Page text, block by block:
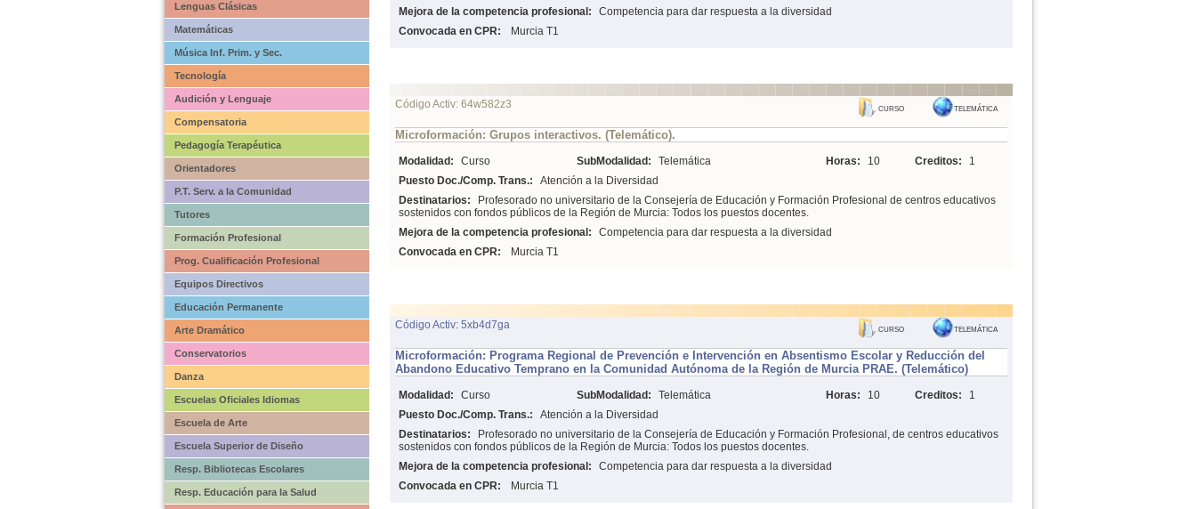
Lenguas Clásicas
Matemáticas
Música Inf. Prim. y Sec.
Tecnología
Audición y Lenguaje
Compensatoria
Pedagogía Terapéutica
Orientadores
P.T. Serv. a la Comunidad
Tutores
Formación Profesional
Prog. Cualificación Profesional
Equipos Directivos
Educación Permanente
Arte Dramático
Conservatorios
Danza
Escuelas Oficiales Idiomas
Escuela de Arte
Escuela Superior de Diseño
Resp. Bibliotecas Escolares
Resp. Educación para la Salud
Mejora de la competencia profesional:
Competencia para dar respuesta a la diversidad
Convocada en CPR:
Murcia T1
Código Activ: 64w582z3 TELEMÁTICA
CURSO
Microformación: Grupos interactivos. (Telemático).
Modalidad: Curso SubModalidad: Telemática Horas: 10 Creditos:
1
Puesto Doc./Comp. Trans.:
Atención a la Diversidad
Destinatarios:
Profesorado no universitario de la Consejería de Educación y Formación Profesional de centros educativos
sostenidos con fondos públicos de la Región de Murcia: Todos los puestos docentes.
Mejora de la competencia profesional:
Competencia para dar respuesta a la diversidad
Convocada en CPR:
Murcia T1
Código Activ: 5xb4d7ga TELEMÁTICA
CURSO
Microformación: Programa Regional de Prevención e Intervención en Absentismo Escolar y Reducción del
Abandono Educativo Temprano en la Comunidad Autónoma de la Región de Murcia PRAE. (Telemático)
Modalidad: Curso SubModalidad: Telemática Horas: 10 Creditos:
1
Puesto Doc./Comp. Trans.:
Atención a la Diversidad
Destinatarios:
Profesorado no universitario de la Consejería de Educación y Formación Profesional, de centros educativos
sostenidos con fondos públicos de la Región de Murcia: Todos los puestos docentes.
Mejora de la competencia profesional:
Competencia para dar respuesta a la diversidad
Convocada en CPR:
Murcia T1